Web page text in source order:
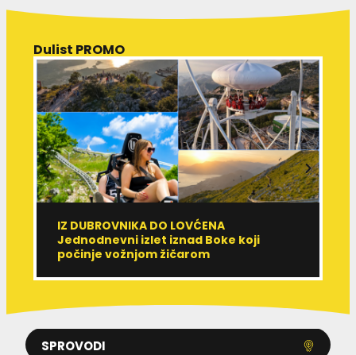
SPROVODI
Dulist PROMO
IZ DUBROVNIKA DO LOVĆENA
Jednodnevni izlet iznad Boke koji
počinje vožnjom žičarom